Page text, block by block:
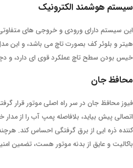
سیستم هوشمند الکترونیک
هیتر و بلوئر کف بصورت تاچ می باشد، و این
خیس بودن سطح تاچ عملکرد قوی ای دارد، و
محافظ جان
اتصالی پیش بیاید، بلافاصله پمپ آب را از
کننده ذره ایی از برق گرفتگی احساس کند.
باکالیت و عایق از بدنه موتور هست، تضمین